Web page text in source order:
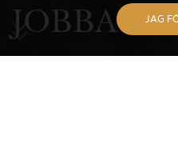
JOBBA JAG